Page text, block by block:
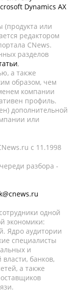
Dynamics AX
или
редактором
CNews.
разделов
,
а также
образом, чем
компании
профиль.
дополнительной
или
c 11.1998
разбора -
одной
экономики:
Ядро аудитории
специалисты
и
банков,
а также